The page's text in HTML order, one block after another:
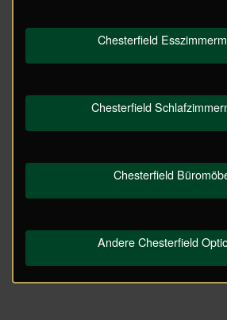
Chesterfield
Chesterfield
Chesterfield
Andere Chesterfield